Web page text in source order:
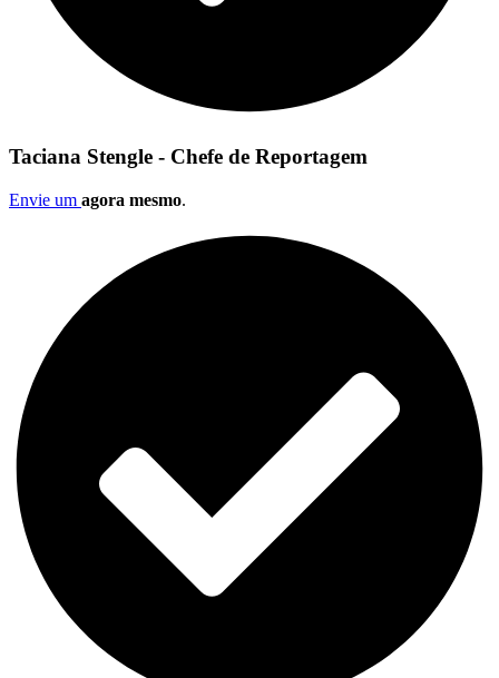
Taciana Stengle - Chefe de Reportagem
Envie um agora mesmo.